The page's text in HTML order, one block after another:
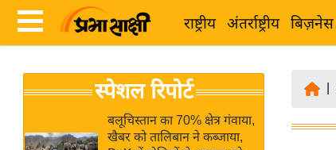
राष्ट्रीय अंतर्राष्ट्रीय बिज़नेस
News
Hindi
ब
स्पेशल रिपोर्ट
बलूचिस्तान का 70% क्षेत्र गंवाया,
खैबर को तालिबान ने कब्जाया,